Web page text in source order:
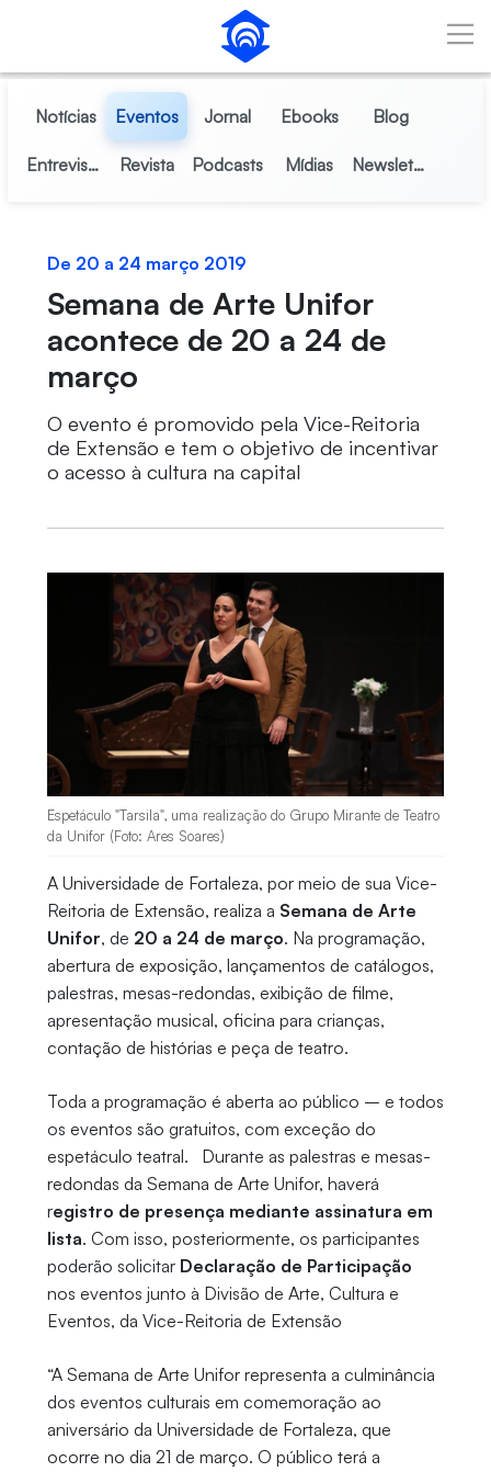
Pular para o Conteúdo principal
Notícias Eventos Jornal Ebooks Blog
Entrevistas Revista Podcasts Mídias Newsletter
De 20 a 24 março 2019
Semana de Arte Unifor
acontece de 20 a 24 de
março
O evento é promovido pela Vice-Reitoria
de Extensão e tem o objetivo de incentivar
o acesso à cultura na capital
Espetáculo "Tarsila", uma realização do Grupo Mirante de Teatro
da Unifor (Foto: Ares Soares)
A Universidade de Fortaleza, por meio de sua Vice-
Reitoria de Extensão, realiza a Semana de Arte
Unifor, de 20 a 24 de março. Na programação,
abertura de exposição, lançamentos de catálogos,
palestras, mesas-redondas, exibição de filme,
apresentação musical, oficina para crianças,
contação de histórias e peça de teatro.
Toda a programação é aberta ao público – e todos
os eventos são gratuitos, com exceção do
espetáculo teatral. Durante as palestras e mesas-
redondas da Semana de Arte Unifor, haverá
registro de presença mediante assinatura em
lista. Com isso, posteriormente, os participantes
poderão solicitar Declaração de Participação
nos eventos junto à Divisão de Arte, Cultura e
Eventos, da Vice-Reitoria de Extensão
“A Semana de Arte Unifor representa a culminância
dos eventos culturais em comemoração ao
aniversário da Universidade de Fortaleza, que
ocorre no dia 21 de março. O público terá a